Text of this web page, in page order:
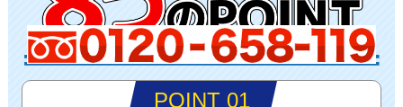
POINT 01